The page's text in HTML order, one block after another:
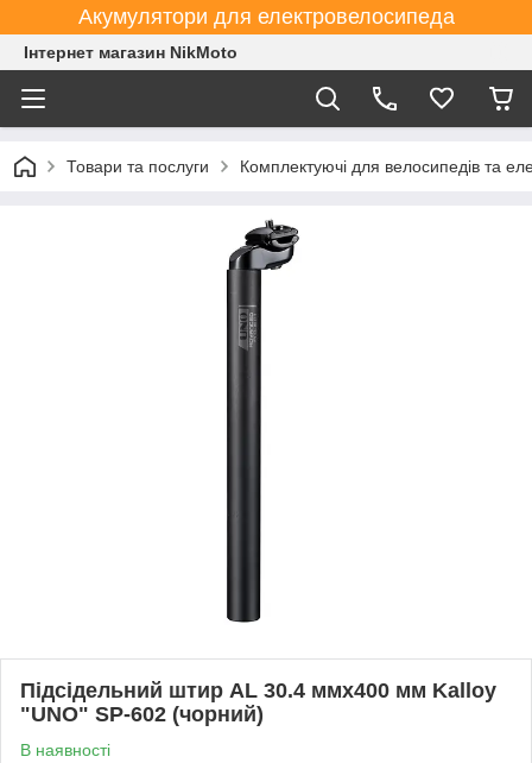
Акумулятори для електровелосипеда
Інтернет магазин NikMoto
Товари та послуги Комплектуючі для велосипедів та
Підсідельний штир AL 30.4 ммx400 мм Kalloy
"UNO" SP-602 (чорний)
В наявності